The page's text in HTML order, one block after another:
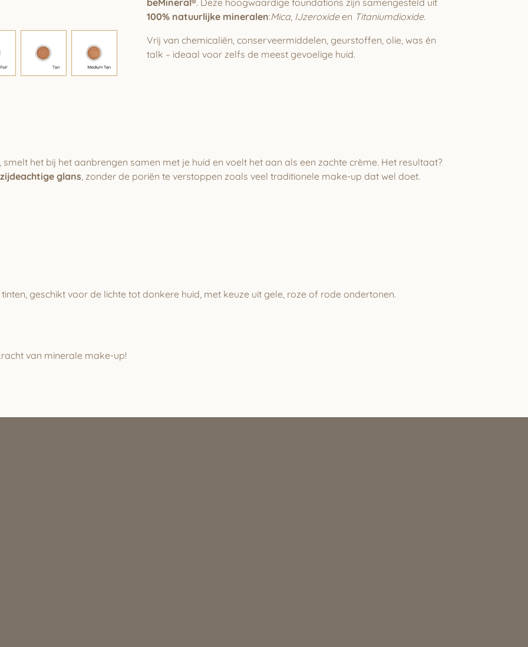
100% natuurlijke mineralen:Mica, IJzeroxideen Titaniumdioxide.
Vrij van chemicaliën, conserveermiddelen, geurstoffen, olie, was én
talk – ideaal voor zelfs de meest gevoelige huid.
het bij het aanbrengen samen met je huid en voelt het aan als een zachte crème. Het resultaat?
glans , zonder de poriën te verstoppen zoals veel traditionele make-up dat wel doet.
geschikt voor de lichte tot donkere huid, met keuze uit gele, roze of rode ondertonen.
van minerale make-up!